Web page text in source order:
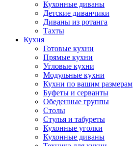
Кухонные диваны
Детские диванчики
Диваны из ротанга
Тахты
Кухня
Готовые кухни
Прямые кухни
Угловые кухни
Модульные кухни
Кухни по вашим размерам
Буфеты и серванты
Обеденные группы
Столы
Стулья и табуреты
Кухонные уголки
Кухонные диваны